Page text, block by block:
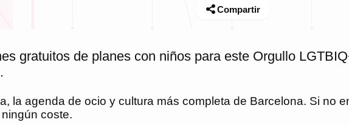
Compartir
gratuitos de planes con niños para este Orgullo
, la agenda de ocio y cultura más completa de Barcelona. Si no
coste.